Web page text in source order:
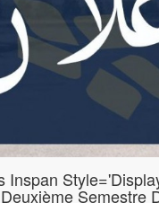
Inspan
Semestre